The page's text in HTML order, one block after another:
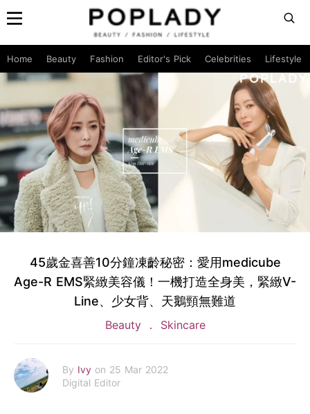
Home Beauty Fashion Editor's Pick Celebrities Lifestyle
45歲金喜善10分鐘凍齡秘密：愛用medicube
Age-R EMS緊緻美容儀！一機打造全身美，緊緻V-
Line、少女背、天鵝頸無難道
Beauty Skincare
By Ivy on 25 Mar 2022
Digital Editor